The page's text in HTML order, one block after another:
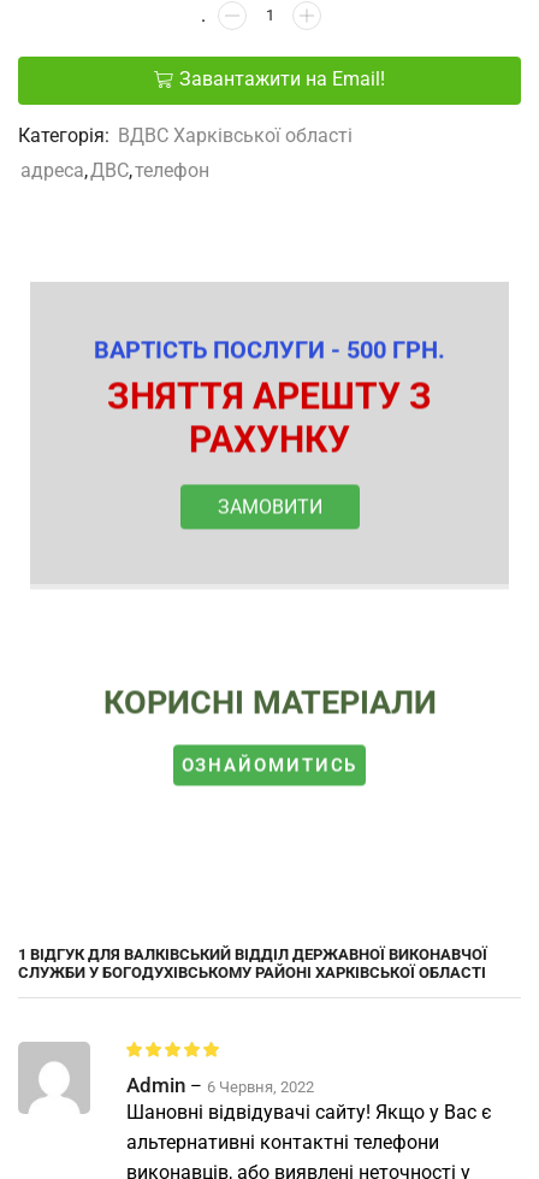
Завантажити на Email!
Категорія: ВДВС Харківської області
адреса,ДВС,телефон
ВАРТІСТЬ ПОСЛУГИ - 500 ГРН.
ЗНЯТТЯ АРЕШТУ З
РАХУНКУ
ЗАМОВИТИ
КОРИСНІ МАТЕРІАЛИ
ОЗНАЙОМИТИСЬ
1 ВІДГУК ДЛЯ ВАЛКІВСЬКИЙ ВІДДІЛ ДЕРЖАВНОЇ ВИКОНАВЧОЇ
СЛУЖБИ У БОГОДУХІВСЬКОМУ РАЙОНІ ХАРКІВСЬКОЇ ОБЛАСТІ
Admin – 6 Червня, 2022
Шановні відвідувачі сайту! Якщо у Вас є
альтернативні контактні телефони
виконавців, або виявлені неточності у